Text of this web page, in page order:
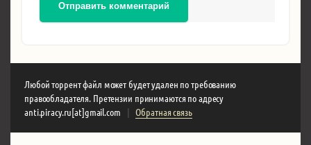
Отправить комментарий
Любой торрент файл может будет удален по требованию
правообладателя. Претензии принимаются по адресу
anti.piracy.ru[at]gmail.com
| Обратная связь